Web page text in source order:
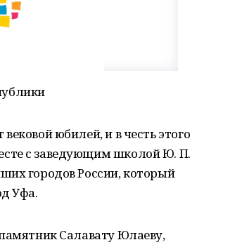
юбилей, и в честь этого
с заведующим школой Ю. П.
городов России, который
Уфа.
Салавату Юлаеву,